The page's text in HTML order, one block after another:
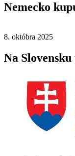
Nemecko
8. októbra 2025
Na